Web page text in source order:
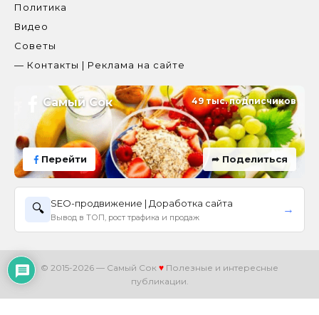
Политика
Видео
Советы
— Контакты | Реклама на сайте
Самый Сок 49 тыс. подписчиков
Перейти ➦ Поделиться
🔍 SEO-продвижение | Доработка сайта
Вывод в ТОП, рост трафика и продаж
→
© 2015-2026 — Самый Сок ♥ Полезные и интересные
публикации.